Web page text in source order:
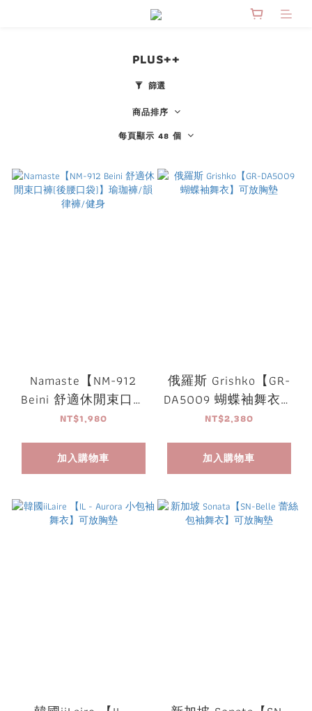
PLUS++
篩選
商品排序
每頁顯示 48 個
Namaste【NM-912
Beini 舒適休閒束口褲
(後腰口袋)】瑜珈褲/
NT$1,980
加入購物車
俄羅斯 Grishko【GR-
DA5009 蝴蝶袖舞衣】
可放胸墊
NT$2,380
加入購物車